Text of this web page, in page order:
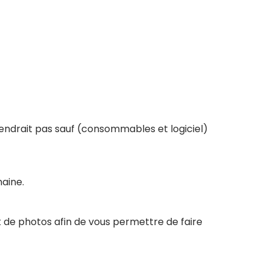
pas sauf (consommables et logiciel)
de photos afin de vous permettre de faire